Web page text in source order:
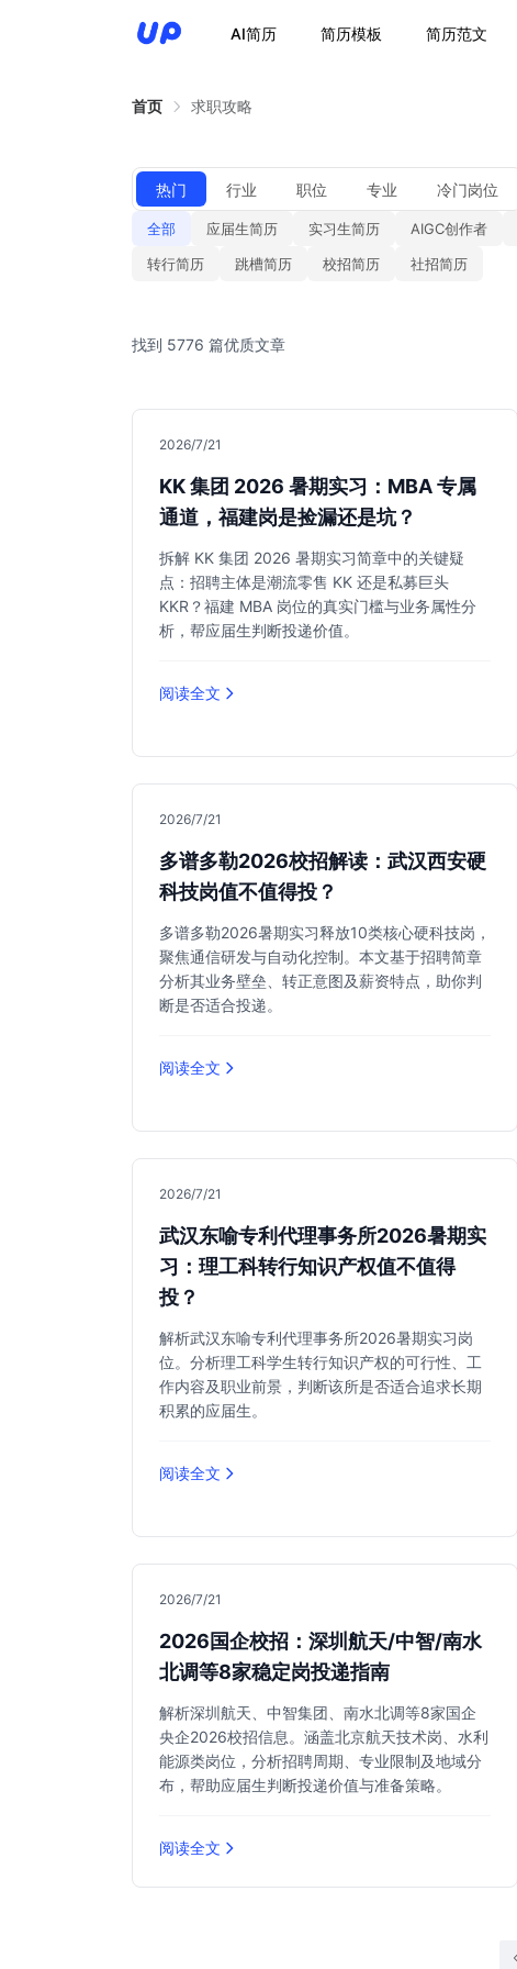
AI简历 简历模板 简历范文
首页 求职攻略
热门 行业 职位 专业 冷门岗位
全部 应届生简历 实习生简历 AIGC创作者
转行简历
跳槽简历 校招简历 社招简历
找到 5776 篇优质文章
2026/7/21
KK 集团 2026 暑期实习：MBA 专属
通道，福建岗是捡漏还是坑？
拆解 KK 集团 2026 暑期实习简章中的关键疑
点：招聘主体是潮流零售 KK 还是私募巨头
KKR？福建 MBA 岗位的真实门槛与业务属性分
析，帮应届生判断投递价值。
阅读全文
2026/7/21
多谱多勒2026校招解读：武汉西安硬
科技岗值不值得投？
多谱多勒2026暑期实习释放10类核心硬科技岗，
聚焦通信研发与自动化控制。本文基于招聘简章
分析其业务壁垒、转正意图及薪资特点，助你判
断是否适合投递。
阅读全文
2026/7/21
武汉东喻专利代理事务所2026暑期实
习：理工科转行知识产权值不值得
投？
解析武汉东喻专利代理事务所2026暑期实习岗
位。分析理工科学生转行知识产权的可行性、工
作内容及职业前景，判断该所是否适合追求长期
积累的应届生。
阅读全文
2026/7/21
2026国企校招：深圳航天/中智/南水
北调等8家稳定岗投递指南
解析深圳航天、中智集团、南水北调等8家国企
央企2026校招信息。涵盖北京航天技术岗、水利
能源类岗位，分析招聘周期、专业限制及地域分
布，帮助应届生判断投递价值与准备策略。
阅读全文